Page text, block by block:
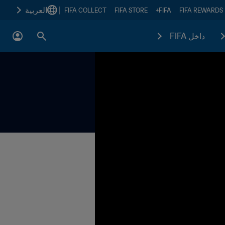
FIFA REWARDS
FIFA+
FIFA STORE
FIFA COLLECT العربية
داخل FIFA